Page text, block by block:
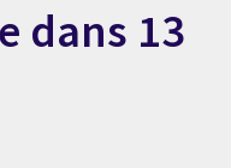
dans 13